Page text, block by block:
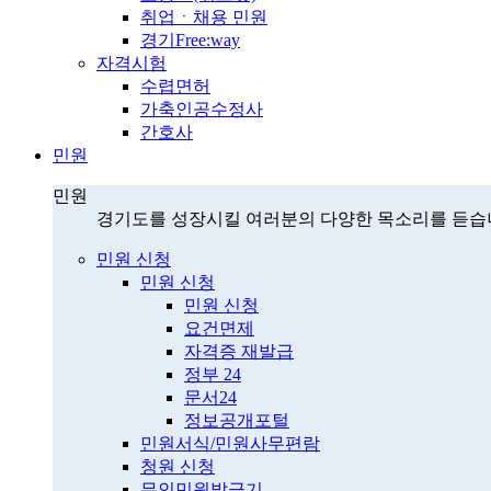
취업ㆍ채용 민원
경기Free:way
자격시험
수렵면허
가축인공수정사
간호사
민원
민원
경기도를 성장시킬 여러분의 다양한 목소리를 듣습
민원 신청
민원 신청
민원 신청
요건면제
자격증 재발급
정부 24
문서24
정보공개포털
민원서식/민원사무편람
청원 신청